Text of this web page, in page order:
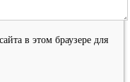
в этом браузере для